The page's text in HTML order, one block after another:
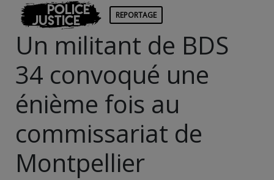
Police
Justice REPORTAGE
Un militant de BDS
34 convoqué une
énième fois au
commissariat de
Montpellier